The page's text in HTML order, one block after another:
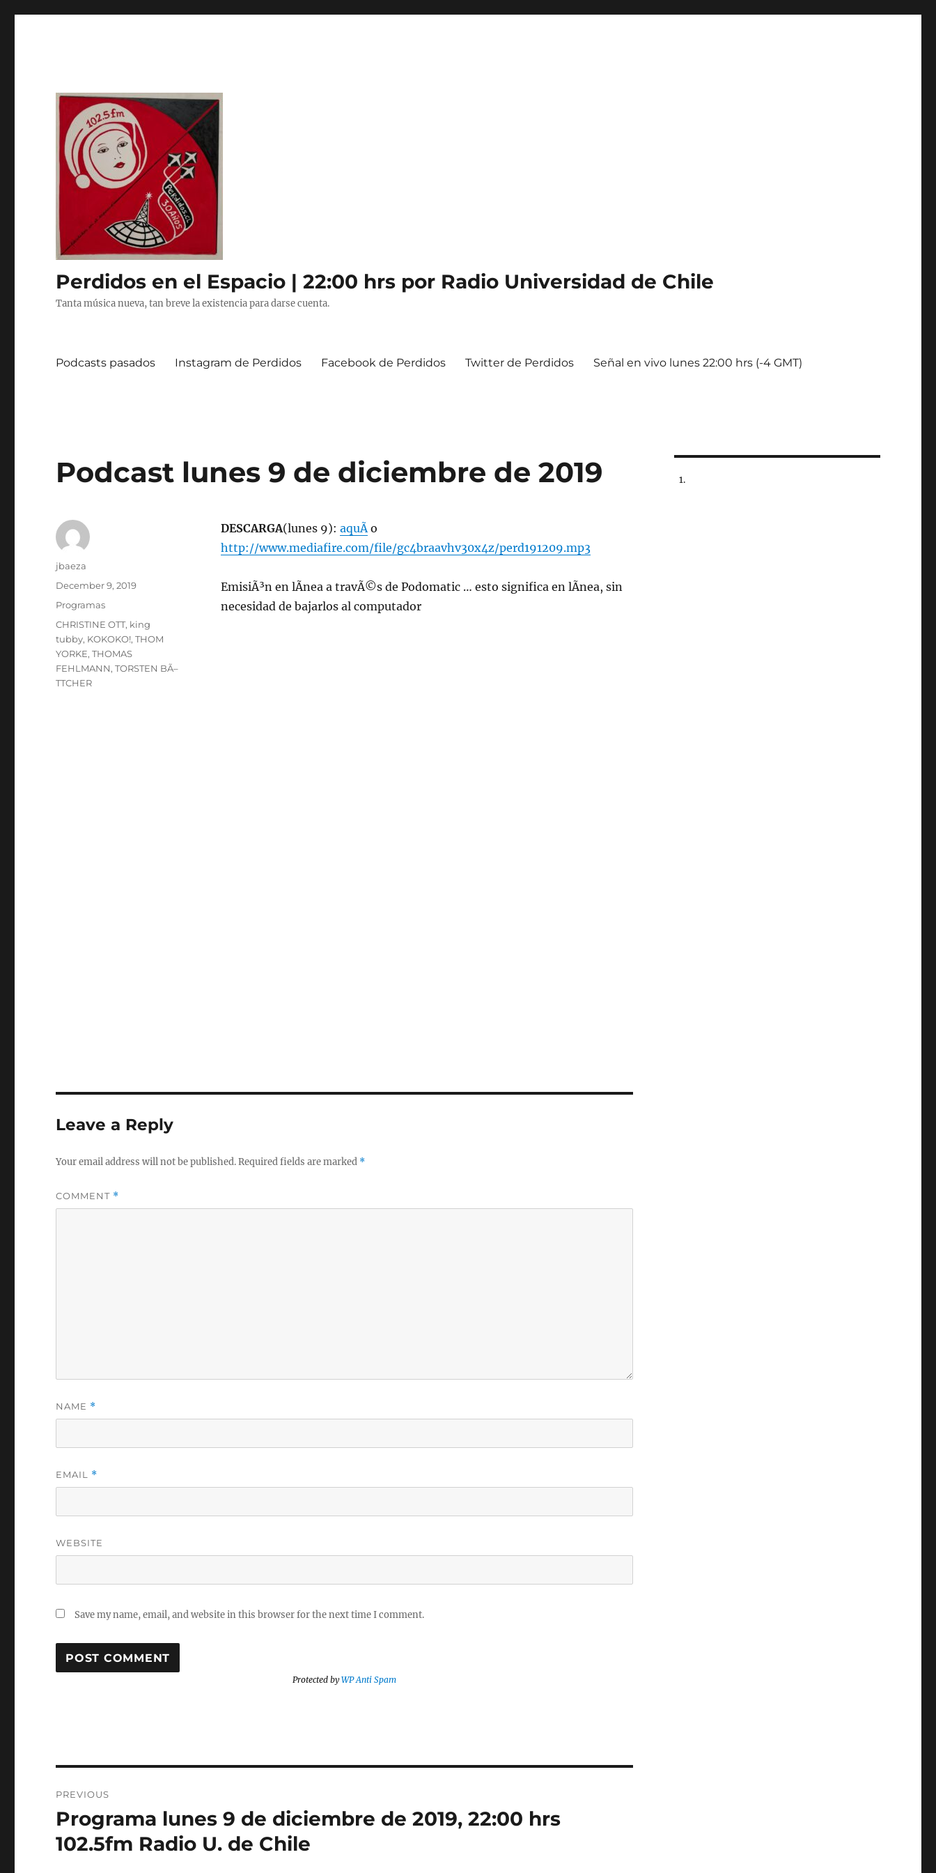
Perdidos en el Espacio | 22:00 hrs por Radio Universidad de Chile
Tanta música nueva, tan breve la existencia para darse cuenta.
Podcasts pasados Instagram de Perdidos Facebook de Perdidos Twitter de Perdidos Señal en vivo lunes 22:00 hrs (-4 GMT)
Podcast lunes 9 de diciembre de 2019
DESCARGA(lunes 9): aquÃ­o
http://www.mediafire.com/file/gc4braavhv30x4z/perd191209.mp3
EmisiÃ³n en lÃ­nea a travÃ©s de Podomatic … esto significa en lÃ­nea, sin
necesidad de bajarlos al computador
Author
jbaeza
Posted
December 9, 2019
Categories
Programas
Tags
CHRISTINE OTT, king
tubby, KOKOKO!,THOM
YORKE,THOMAS
FEHLMANN,TORSTEN BÃ–
TTCHER
Leave a Reply
Your email address will not be published.Required fields are marked *
COMMENT *
NAME *
EMAIL *
WEBSITE
Save my name, email, and website in this browser for the next time I comment.
Protected byWP Anti Spam
navigation
PREVIOUS
Previous
post:
Programa lunes 9 de diciembre de 2019, 22:00 hrs
102.5fm Radio U. de Chile